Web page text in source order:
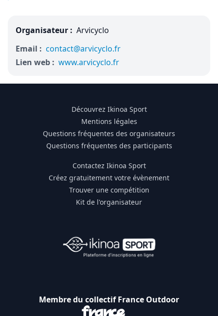
Organisateur : Arvicyclo
Email : contact@arvicyclo.fr
Lien web : www.arvicyclo.fr
Découvrez Ikinoa Sport
Mentions légales
Questions fréquentes des organisateurs
Questions fréquentes des participants
Contactez Ikinoa Sport
Créez gratuitement votre évènement
Trouver une compétition
Kit de l'organisateur
Membre du collectif France Outdoor